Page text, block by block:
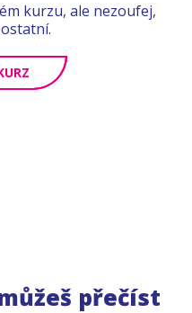
kurzu, ale nezoufej,
přečíst